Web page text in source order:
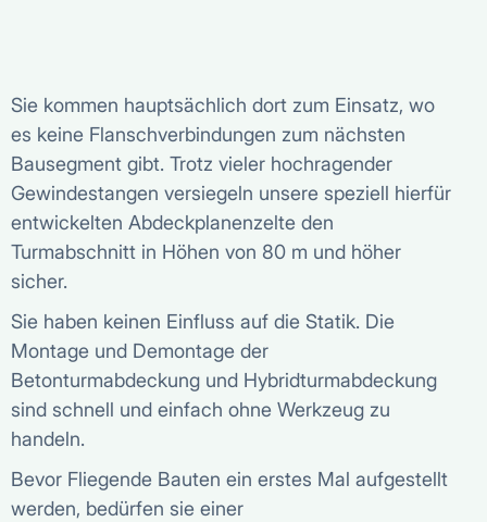
Sie kommen hauptsächlich dort zum Einsatz, wo
es keine Flanschverbindungen zum nächsten
Bausegment gibt. Trotz vieler hochragender
Gewindestangen versiegeln unsere speziell hierfür
entwickelten Abdeckplanenzelte den
Turmabschnitt in Höhen von 80 m und höher
sicher.
Sie haben keinen Einfluss auf die Statik. Die
Montage und Demontage der
Betonturmabdeckung und Hybridturmabdeckung
sind schnell und einfach ohne Werkzeug zu
handeln.
Bevor Fliegende Bauten ein erstes Mal aufgestellt
werden, bedürfen sie einer